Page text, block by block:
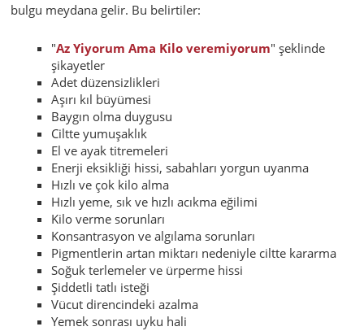
bulgu meydana gelir. Bu belirtiler:
"Az Yiyorum Ama Kilo veremiyorum" şeklinde
şikayetler
Adet düzensizlikleri
Aşırı kıl büyümesi
Baygın olma duygusu
Ciltte yumuşaklık
El ve ayak titremeleri
Enerji eksikliği hissi, sabahları yorgun uyanma
Hızlı ve çok kilo alma
Hızlı yeme, sık ve hızlı acıkma eğilimi
Kilo verme sorunları
Konsantrasyon ve algılama sorunları
Pigmentlerin artan miktarı nedeniyle ciltte kararma
Soğuk terlemeler ve ürperme hissi
Şiddetli tatlı isteği
Vücut direncindeki azalma
Yemek sonrası uyku hali